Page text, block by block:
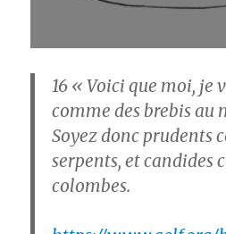
16 « Voici que moi, je
comme des brebis au
Soyez donc prudents
serpents, et candides
colombes.